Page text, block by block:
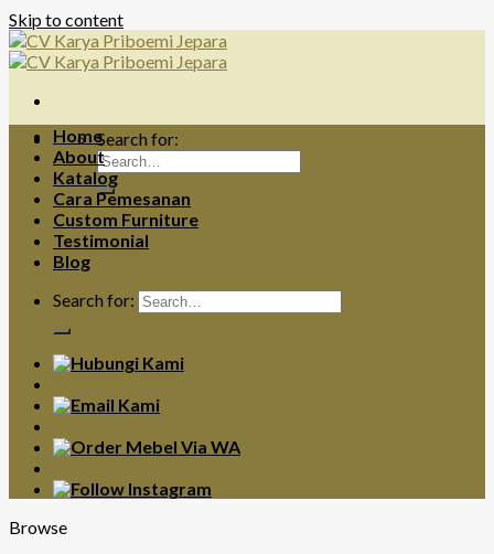
Skip to content
Search for:
Home
About
Katalog
Cara Pemesanan
Custom Furniture
Testimonial
Blog
Search for:
Browse